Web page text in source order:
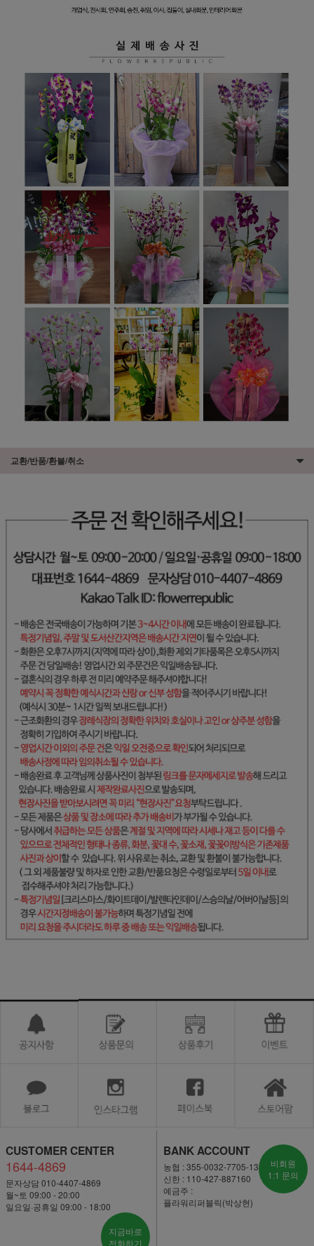
교환/반품/환불/취소
CUSTOMER CENTER
1644-4869
문자상담 010-4407-4869
월~토 09:00 - 20:00
일요일·공휴일 09:00 - 18:00
지금바로
전화하기
BANK ACCOUNT
농협 : 355-0032-7705-13
신한 : 110-427-887160
예금주 :
플라워리퍼블릭(박상현)
비회원
1:1 문의